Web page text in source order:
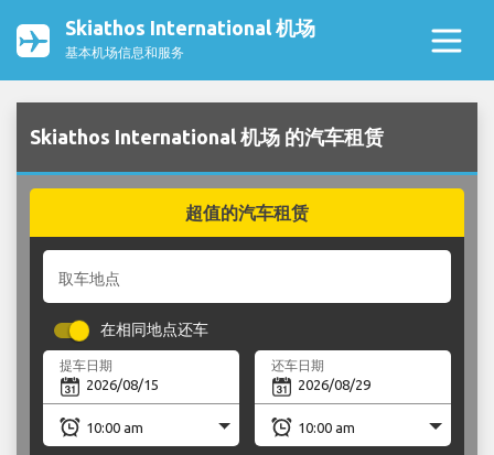
Skiathos International 机场
基本机场信息和服务
Skiathos International 机场 的汽车租赁
超值的汽车租赁
取车地点
在相同地点还车
提车日期 还车日期